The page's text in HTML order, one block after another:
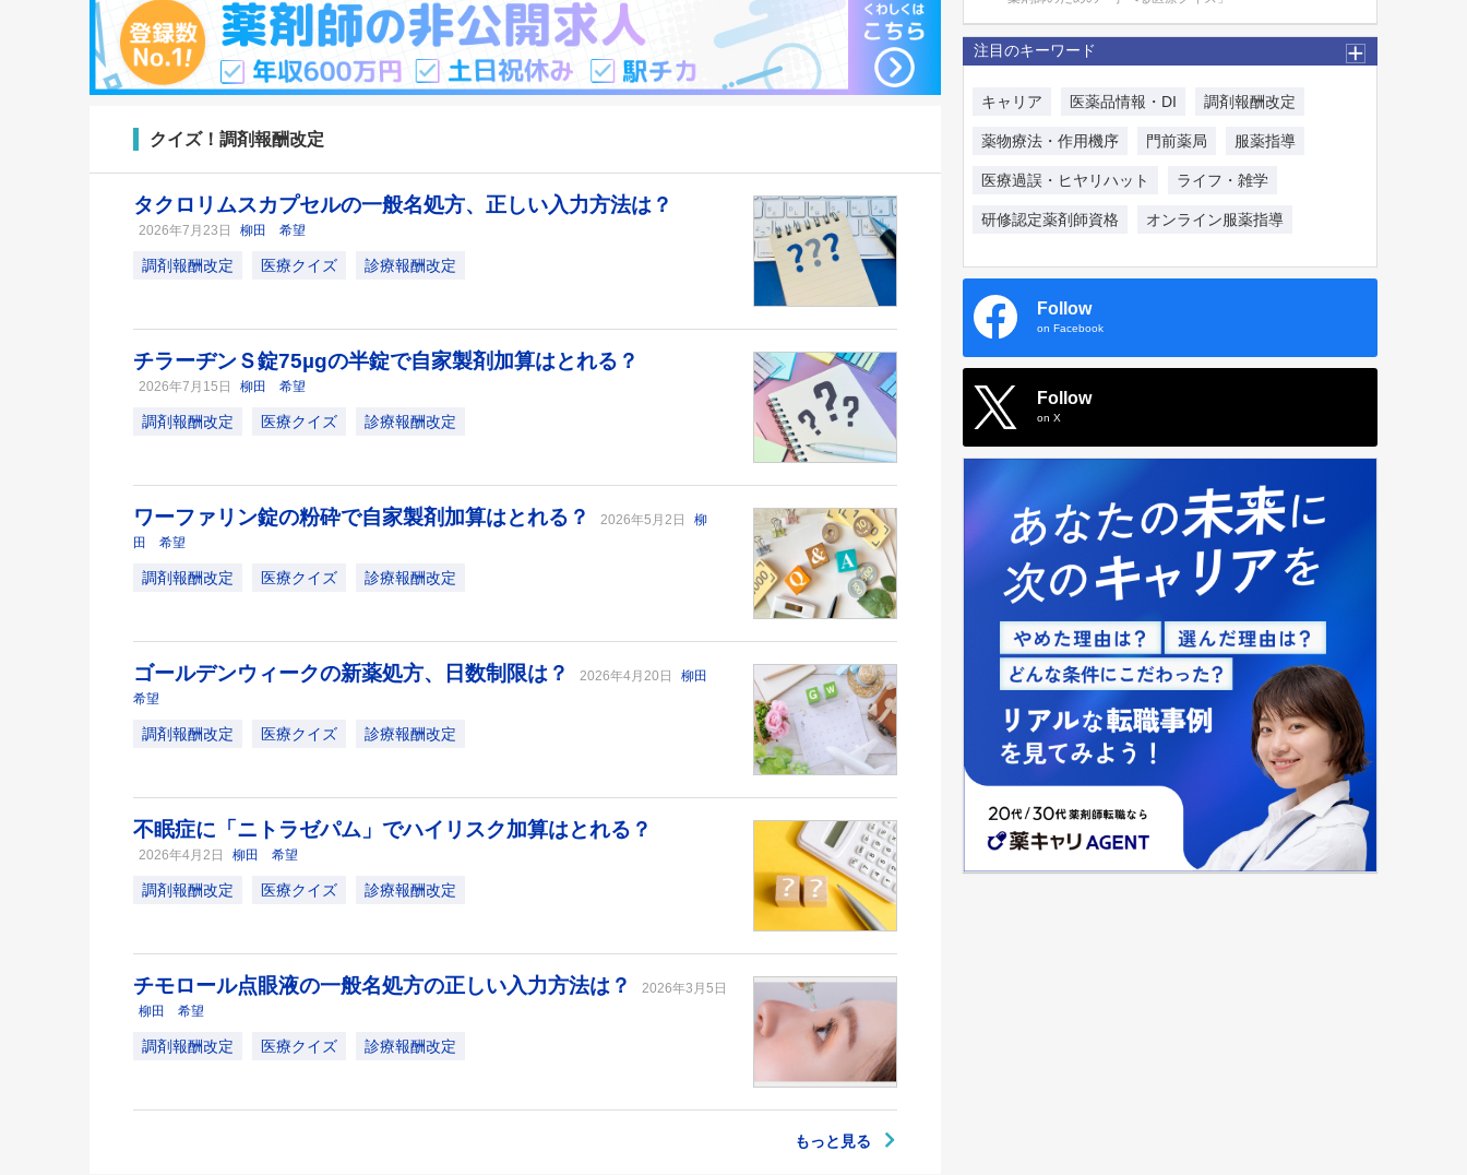
クイズ！調剤報酬改定
タクロリムスカプセルの一般名処方、正しい入力方法は？
2026年7月23日 柳田 希望
調剤報酬改定 医療クイズ 診療報酬改定
チラーヂンＳ錠75µgの半錠で自家製剤加算はとれる？
2026年7月15日 柳田 希望
調剤報酬改定 医療クイズ 診療報酬改定
ワーファリン錠の粉砕で自家製剤加算はとれる？ 2026年5月2日
柳
田 希望
調剤報酬改定 医療クイズ 診療報酬改定
ゴールデンウィークの新薬処方、日数制限は？ 2026年4月20日
柳田
希望
調剤報酬改定 医療クイズ 診療報酬改定
不眠症に「ニトラゼパム」でハイリスク加算はとれる？
2026年4月2日 柳田 希望
調剤報酬改定 医療クイズ 診療報酬改定
チモロール点眼液の一般名処方の正しい入力方法は？
2026年3月5日
柳田 希望
調剤報酬改定 医療クイズ 診療報酬改定
もっと見る
注目のキーワード
キャリア 医薬品情報・DI 調剤報酬改定
薬物療法・作用機序 門前薬局 服薬指導
医療過誤・ヒヤリハット ライフ・雑学
研修認定薬剤師資格 オンライン服薬指導
Follow
on Facebook
Follow
on X